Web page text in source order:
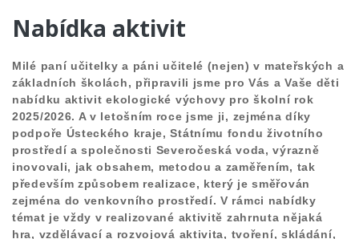
Nabídka aktivit
Milé paní učitelky a páni učitelé (nejen) v mateřských a
základních školách, připravili jsme pro Vás a Vaše děti
nabídku aktivit ekologické výchovy pro školní rok
2025/2026. A v letošním roce jsme ji, zejména díky
podpoře Ústeckého kraje, Státnímu fondu životního
prostředí a společnosti Severočeská voda, výrazně
inovovali, jak obsahem, metodou a zaměřením, tak
především způsobem realizace, který je směřován
zejména do venkovního prostředí. V rámci nabídky
témat je vždy v realizované aktivitě zahrnuta nějaká
hra, vzdělávací a rozvojová aktivita, tvoření, skládání,